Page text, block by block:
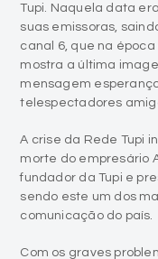
mostra a última
mensagem
telespectadores
A crise da Rede Tupi
morte do empresário
sendo este um dos
comunicação do país.
Com os graves
fechamento da Rede
indenização.